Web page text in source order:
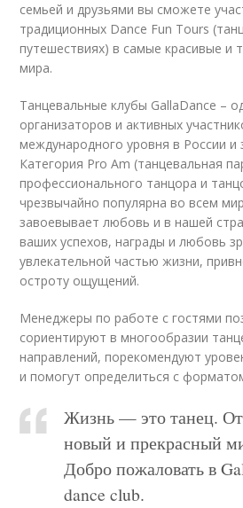
семьей и друзьями вы сможете
традиционных Dance Fun Tours
путешествиях) в самые красивые и
мира.
Танцевальные клубы GallaDance –
организаторов и активных
международного уровня в России и
Категория Pro Am (танцевальная
профессионального танцора и
чрезвычайно популярна во всем
завоевывает любовь и в нашей
ваших успехов, награды и любовь
увлекательной частью жизни,
остроту ощущений.
Менеджеры по работе с гостями
сориентируют в многообразии
направлений, порекомендуют
и помогут определиться с
Жизнь — это танец.
новый и прекрасный
Добро пожаловать в
dance club.